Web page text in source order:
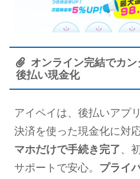
オンライン完結でカ
後払い現金化
アイペイは、後払いアプ
決済を使った現金化に対
マホだけで手続き完了 、
サポートで安心。 プライ